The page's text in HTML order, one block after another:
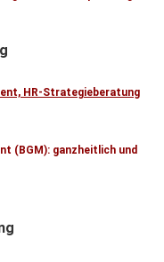
HR-Strategieberatung